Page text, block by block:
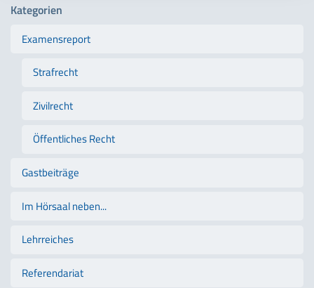
Kategorien
Examensreport
Strafrecht
Zivilrecht
Öffentliches Recht
Gastbeiträge
Im Hörsaal neben...
Lehrreiches
Referendariat